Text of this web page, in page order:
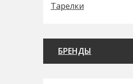
Тарелки
БРЕНДЫ